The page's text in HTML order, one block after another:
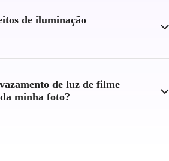
de iluminação
de luz de filme
minha foto?